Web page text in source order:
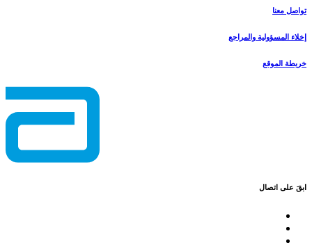
تواصل معنا
إخلاء المسؤولية والمراجع
خريطة الموقع
ابقَ على اتصال